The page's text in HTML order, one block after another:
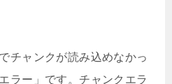
チャンクが読み込めなかっ
ラー」です。チャンクエラ